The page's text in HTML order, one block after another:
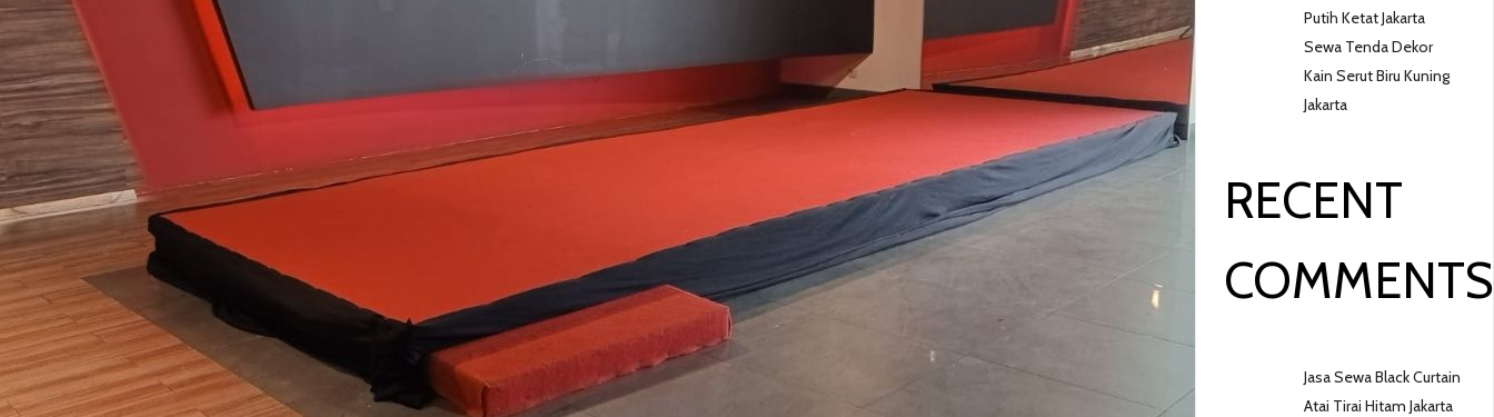
Putih Ketat Jakarta
Sewa Tenda Dekor
Kain Serut Biru Kuning
Jakarta
RECENT
COMMENTS
Jasa Sewa Black Curtain
Atai Tirai Hitam Jakarta